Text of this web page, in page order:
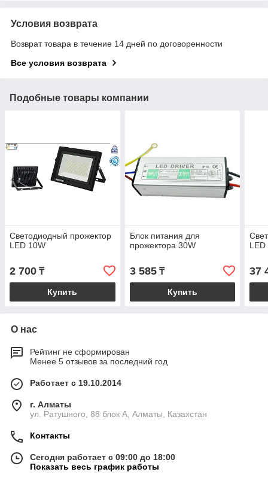
Условия возврата
Возврат товара в течение 14 дней по договоренности
Все условия возврата
Подобные товары компании
Светодиодный прожектор
LED 10W
2 700 ₸
Купить
Блок питания для
прожектора 30W
3 585₸
Купить
LED
37
О нас
Рейтинг не сформирован
Менее 5 отзывов за последний год
Работает с 19.10.2014
г. Алматы
ул. Ратушного, 88 блок A, Алматы, Казахстан
Контакты
Сегодня работает с 09:00 до 18:00
Показать весь график работы